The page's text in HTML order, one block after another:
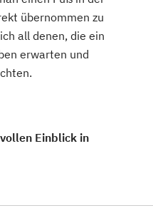
übernommen zu
all denen, die ein
erwarten und
Einblick in